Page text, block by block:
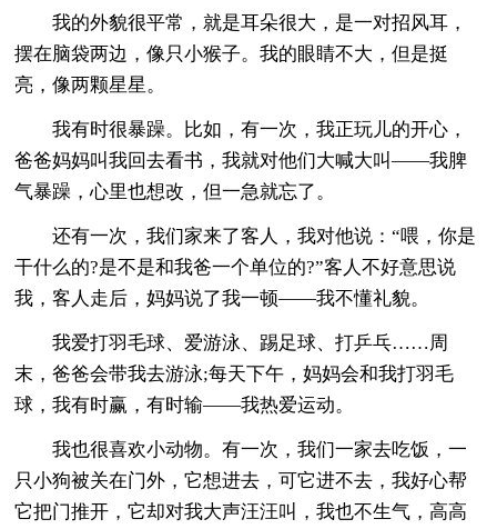
我的外貌很平常，就是耳朵很大，是一对招风耳，
摆在脑袋两边，像只小猴子。我的眼睛不大，但是挺
亮，像两颗星星。
我有时很暴躁。比如，有一次，我正玩儿的开心，
爸爸妈妈叫我回去看书，我就对他们大喊大叫——我脾
气暴躁，心里也想改，但一急就忘了。
还有一次，我们家来了客人，我对他说：“喂，你是
干什么的?是不是和我爸一个单位的?”客人不好意思说
我，客人走后，妈妈说了我一顿——我不懂礼貌。
我爱打羽毛球、爱游泳、踢足球、打乒乓……周
末，爸爸会带我去游泳;每天下午，妈妈会和我打羽毛
球，我有时赢，有时输——我热爱运动。
我也很喜欢小动物。有一次，我们一家去吃饭，一
只小狗被关在门外，它想进去，可它进不去，我好心帮
它把门推开，它却对我大声汪汪叫，我也不生气，高高